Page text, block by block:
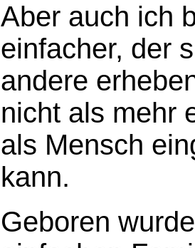
Aber auch ich
einfacher, der
andere
nicht als mehr
als Mensch
kann.
Geboren